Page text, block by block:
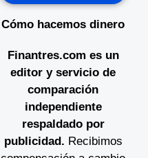
Cómo hacemos dinero
Finantres.com es un
editor y servicio de
comparación
independiente
respaldado por
publicidad. Recibimos